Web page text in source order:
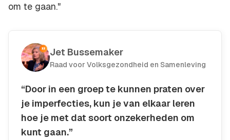
om te gaan."
Jet Bussemaker
Raad voor Volksgezondheid en Samenleving
“Door in een groep te kunnen praten over
je imperfecties, kun je van elkaar leren
hoe je met dat soort onzekerheden om
kunt gaan.”
Kopieer quote